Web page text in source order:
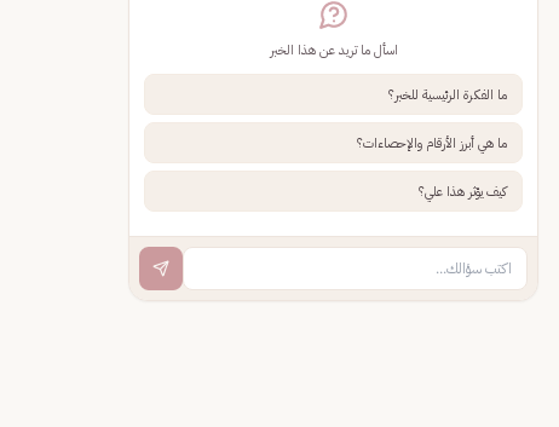
اسأل ما تريد عن هذا الخبر
ما الفكرة الرئيسية للخبر؟
ما هي أبرز الأرقام والإحصاءات؟
كيف يؤثر هذا علي؟